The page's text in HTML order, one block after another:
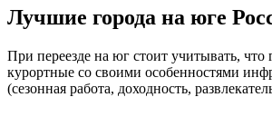
Лучшие города на юге
При переезде на юг стоит учитывать, что
курортные со своими особенностями
(сезонная работа, доходность,